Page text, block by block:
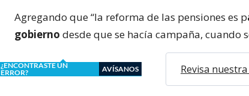
Agregando que “la reforma de las pensiones es p
gobierno desde que se hacía campaña, cuando
¿ENCONTRASTE UN
ERROR?
AVÍSANOS Revisa